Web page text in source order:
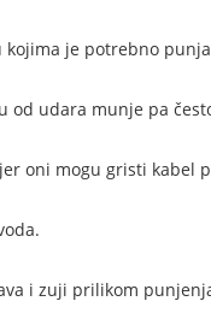
kojima je potrebno
od udara munje pa
oni mogu gristi kabel
i zuji prilikom